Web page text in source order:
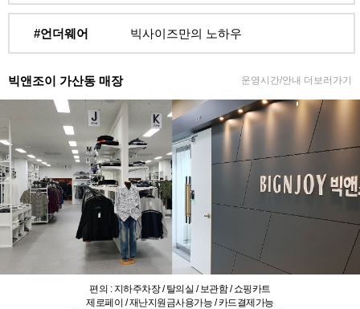
#언더웨어 빅사이즈만의 노하우
빅앤조이 가산동 매장 운영시간/안내 더보러가기
편의 : 지하주차장 / 탈의실 / 보관함 / 쇼핑카트
제로페이 / 재난지원금사용가능 / 카드결제가능